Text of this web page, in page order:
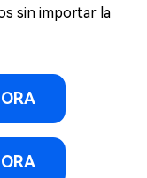
sin importar la